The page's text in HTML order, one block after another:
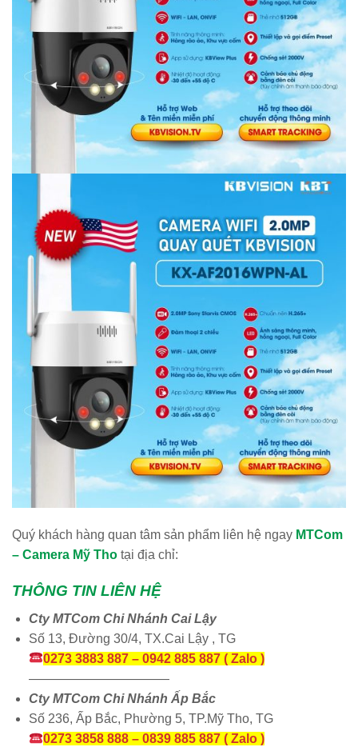
Quý khách hàng quan tâm sản phẩm liên hệ ngay MTCom
– Camera Mỹ Tho tại địa chỉ:
THÔNG TIN LIÊN HỆ
Cty MTCom Chi Nhánh Cai Lậy
Số 13, Đường 30/4, TX.Cai Lậy , TG
0273 3883 887 – 0942 885 887 ( Zalo )
———————————
Cty MTCom Chi Nhánh Ấp Bắc
Số 236, Ấp Bắc, Phường 5, TP.Mỹ Tho, TG
0273 3858 888 – 0839 885 887 ( Zalo )